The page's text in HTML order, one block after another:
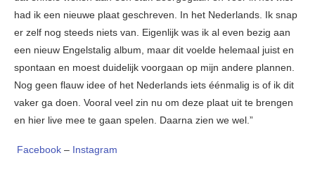
had ik een nieuwe plaat geschreven. In het Nederlands. Ik snap
er zelf nog steeds niets van. Eigenlijk was ik al even bezig aan
een nieuw Engelstalig album, maar dit voelde helemaal juist en
spontaan en moest duidelijk voorgaan op mijn andere plannen.
Nog geen flauw idee of het Nederlands iets éénmalig is of ik dit
vaker ga doen. Vooral veel zin nu om deze plaat uit te brengen
en hier live mee te gaan spelen. Daarna zien we wel.”
Facebook – Instagram